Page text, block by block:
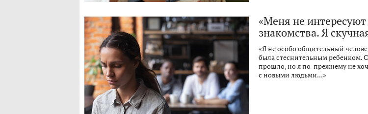
«Меня не
знакомства. Я
«Я не особо общительный
была стеснительным ребенком.
прошло, но я по-прежнему не
с новыми людьми...»